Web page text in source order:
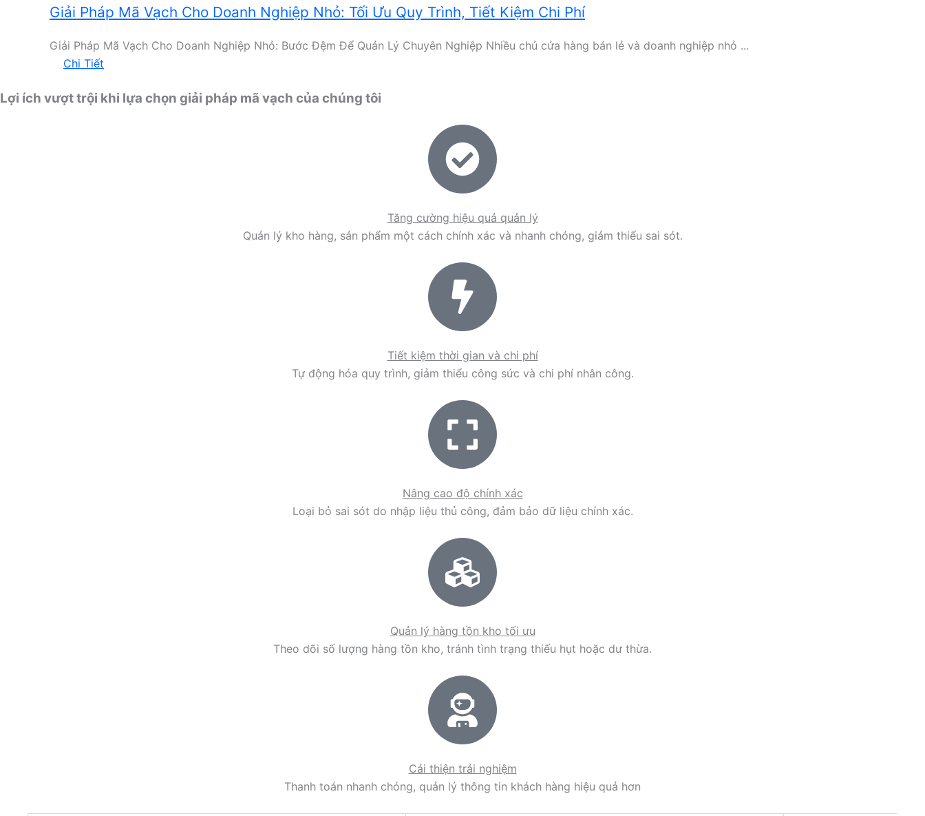
Giải Pháp Mã Vạch Cho Doanh Nghiệp Nhỏ: Tối Ưu Quy Trình, Tiết Kiệm Chi Phí
Giải Pháp Mã Vạch Cho Doanh Nghiệp Nhỏ: Bước Đệm Để Quản Lý Chuyên Nghiệp Nhiều chủ cửa hàng bán lẻ và doanh nghiệp nhỏ ...
Chi Tiết
Lợi ích vượt trội khi lựa chọn giải pháp mã vạch của chúng tôi​
Tăng cường hiệu quả quản lý
Quản lý kho hàng, sản phẩm một cách chính xác và nhanh chóng, giảm thiểu sai sót.
Tiết kiệm thời gian và chi phí
Tự động hóa quy trình, giảm thiểu công sức và chi phí nhân công.
Nâng cao độ chính xác
Loại bỏ sai sót do nhập liệu thủ công, đảm bảo dữ liệu chính xác.
Quản lý hàng tồn kho tối ưu
Theo dõi số lượng hàng tồn kho, tránh tình trạng thiếu hụt hoặc dư thừa.
Cải thiện trải nghiệm
Thanh toán nhanh chóng, quản lý thông tin khách hàng hiệu quả hơn